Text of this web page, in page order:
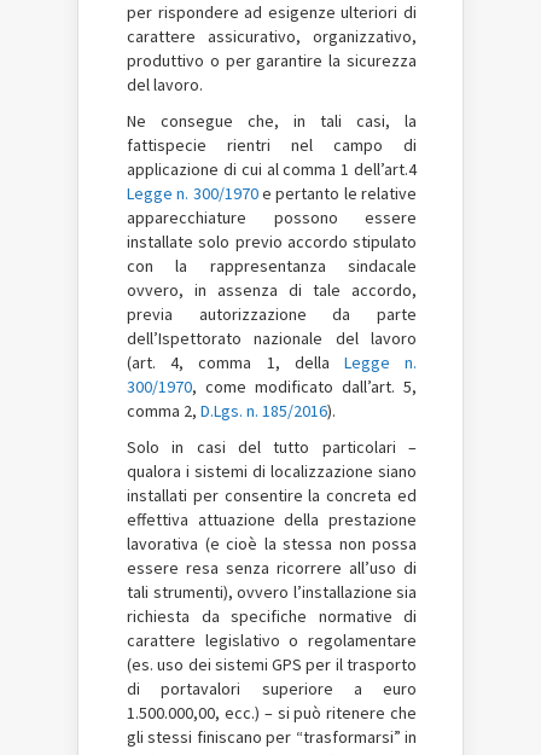
per rispondere ad esigenze ulteriori di
carattere assicurativo, organizzativo,
produttivo o per garantire la sicurezza
del lavoro.
Ne consegue che, in tali casi, la
fattispecie rientri nel campo di
applicazione di cui al comma 1 dell’art.4
Legge n. 300/1970e pertanto le relative
apparecchiature possono essere
installate solo previo accordo stipulato
con la rappresentanza sindacale
ovvero, in assenza di tale accordo,
previa autorizzazione da parte
dell’Ispettorato nazionale del lavoro
(art. 4, comma 1, della Legge n.
300/1970, come modificato dall’art. 5,
comma 2, D.Lgs. n. 185/2016).
Solo in casi del tutto particolari –
qualora i sistemi di localizzazione siano
installati per consentire la concreta ed
effettiva attuazione della prestazione
lavorativa (e cioè la stessa non possa
essere resa senza ricorrere all’uso di
tali strumenti), ovvero l’installazione sia
richiesta da specifiche normative di
carattere legislativo o regolamentare
(es. uso dei sistemi GPS per il trasporto
di portavalori superiore a euro
1.500.000,00, ecc.) – si può ritenere che
gli stessi finiscano per “trasformarsi” in